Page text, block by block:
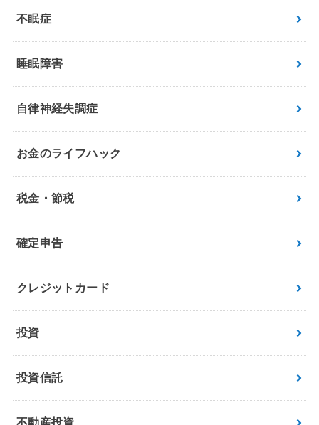
不眠症
睡眠障害
自律神経失調症
お金のライフハック
税金・節税
確定申告
クレジットカード
投資
投資信託
不動産投資